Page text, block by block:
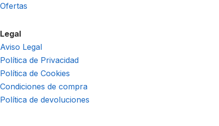
Ofertas
Legal
Aviso Legal
Política de Privacidad
Política de Cookies
Condiciones de compra
Política de devoluciones